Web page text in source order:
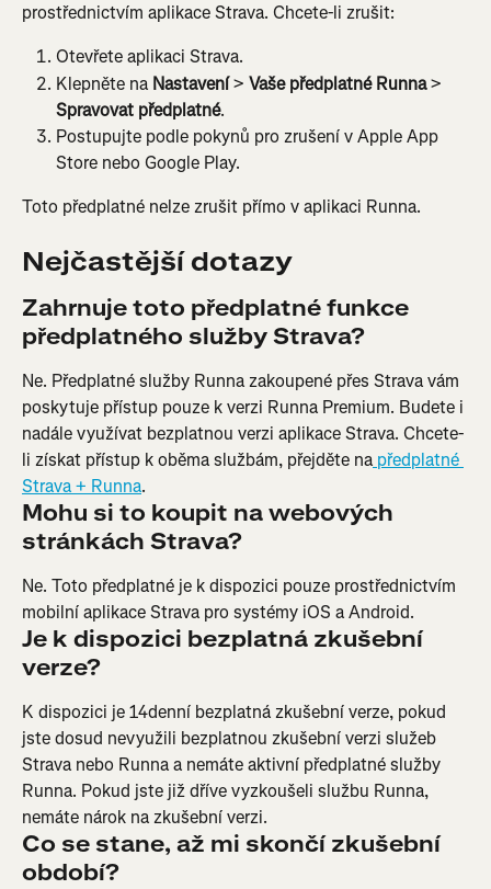
prostřednictvím aplikace Strava. Chcete-li zrušit:
Otevřete aplikaci Strava.
Klepněte na Nastavení > Vaše předplatné Runna >
Spravovat předplatné.
Postupujte podle pokynů pro zrušení v Apple App
Store nebo Google Play.
Toto předplatné nelze zrušit přímo v aplikaci Runna.
Nejčastější dotazy
Zahrnuje toto předplatné funkce
předplatného služby Strava?
Ne. Předplatné služby Runna zakoupené přes Strava vám
poskytuje přístup pouze k verzi Runna Premium. Budete i
nadále využívat bezplatnou verzi aplikace Strava. Chcete-
li získat přístup k oběma službám, přejděte na předplatné
Strava + Runna.
Mohu si to koupit na webových
stránkách Strava?
Ne. Toto předplatné je k dispozici pouze prostřednictvím
mobilní aplikace Strava pro systémy iOS a Android.
Je k dispozici bezplatná zkušební
verze?
K dispozici je 14denní bezplatná zkušební verze, pokud
jste dosud nevyužili bezplatnou zkušební verzi služeb
Strava nebo Runna a nemáte aktivní předplatné služby
Runna. Pokud jste již dříve vyzkoušeli službu Runna,
nemáte nárok na zkušební verzi.
Co se stane, až mi skončí zkušební
období?